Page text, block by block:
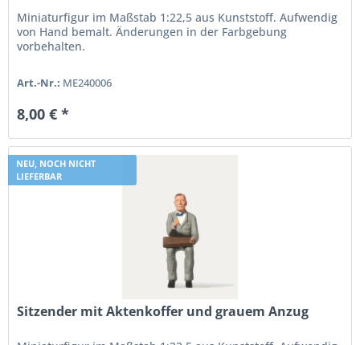
Miniaturfigur im Maßstab 1:22,5 aus Kunststoff. Aufwendig
von Hand bemalt. Änderungen in der Farbgebung
vorbehalten.
Art.-Nr.: ME240006
8,00 € *
NEU, NOCH NICHT
LIEFERBAR
Sitzender mit Aktenkoffer und grauem Anzug